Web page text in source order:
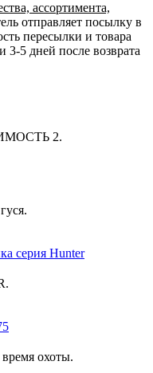
ассортимента,
отправляет посылку в
пересылки и товара
3-5 дней после возврата
2.
серия Hunter
охоты.